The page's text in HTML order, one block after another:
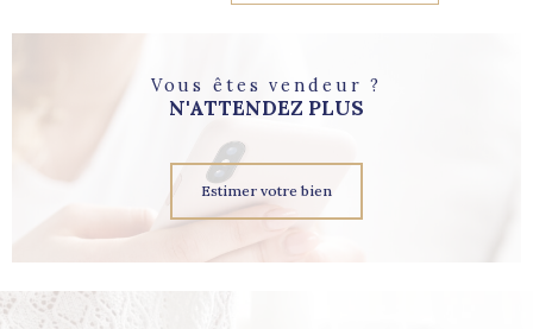
Vous êtes vendeur ?
N'ATTENDEZ PLUS
Estimer votre bien